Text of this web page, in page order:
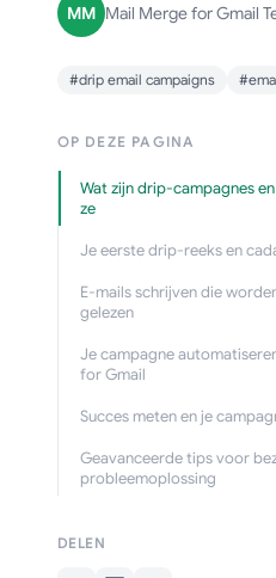
MM Mail Merge for Gmail
#drip email campaigns
OP DEZE PAGINA
Wat zijn drip-campagnes
ze
Je eerste drip-reeks en
E-mails schrijven die
gelezen
Je campagne
for Gmail
Succes meten en je
Geavanceerde tips voor
probleemoplossing
DELEN